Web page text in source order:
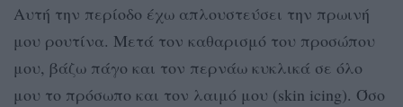
Αυτή την περίοδο έχω απλουστεύσει την πρωινή
μου ρουτίνα. Μετά τον καθαρισμό του προσώπου
μου, βάζω πάγο και τον περνάω κυκλικά σε όλο
μου το πρόσωπο και τον λαιμό μου (skin icing). Όσο